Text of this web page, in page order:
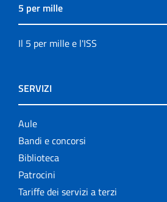
5 per mille
Il 5 per mille e l'ISS
SERVIZI
Aule
Bandi e concorsi
Biblioteca
Patrocini
Tariffe dei servizi a terzi